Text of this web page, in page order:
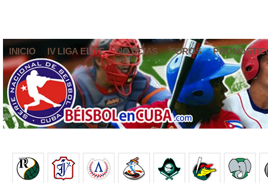
INICIO IV LIGA ELITE NOTICIAS FOROS